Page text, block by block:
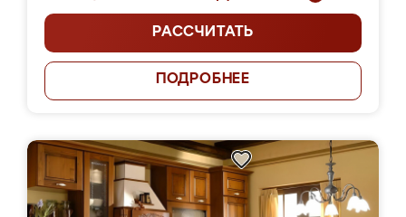
РАССЧИТАТЬ
ПОДРОБНЕЕ